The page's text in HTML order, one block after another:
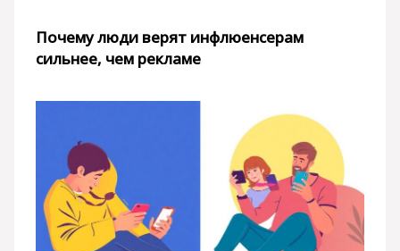
Почему люди верят инфлюенсерам
сильнее, чем рекламе